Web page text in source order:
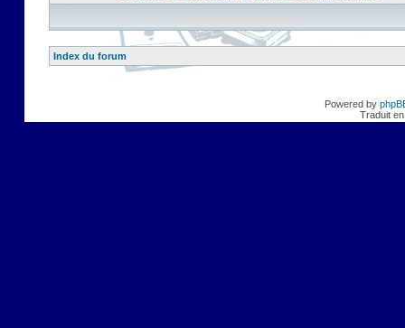
Index du forum
Powered by
Traduit